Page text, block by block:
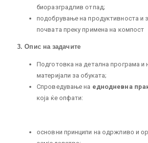
биоразградлив отпад;
подобрување на продуктивноста и
почвата преку примена на компост
3. Опис на задачите
Подготовка на детална програма и
материјали за обуката;
Спроведување на еднодневна
која ќе опфати:
основни принципи на одржливо и